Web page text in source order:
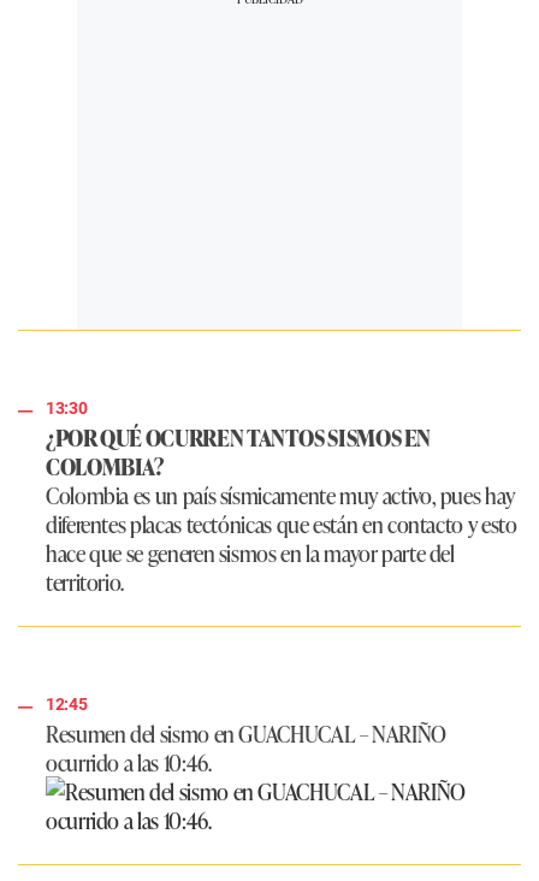
13:30
¿POR QUÉ OCURREN TANTOS SISMOS EN
COLOMBIA?
Colombia es un país sísmicamente muy activo, pues hay
diferentes placas tectónicas que están en contacto y esto
hace que se generen sismos en la mayor parte del
territorio.
12:45
Resumen del sismo en GUACHUCAL – NARIÑO
ocurrido a las 10:46.